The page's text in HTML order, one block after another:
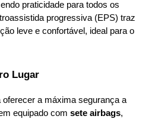
praticidade para todos os
progressiva (EPS) traz
leve e confortável, ideal para o
Lugar
a máxima segurança a
equipado com sete airbags